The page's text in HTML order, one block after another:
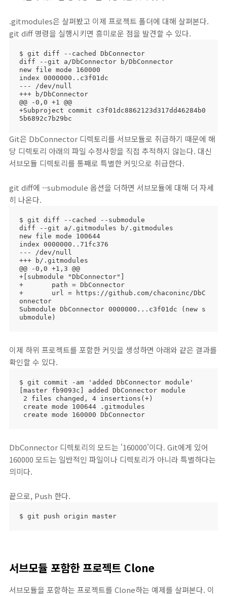
.gitmodules은 살펴봤고 이제 프로젝트 폴더에 대해 살펴본다.
git diff 명령을 실행시키면 흥미로운 점을 발견할 수 있다.
$ git diff --cached DbConnector
diff --git a/DbConnector b/DbConnector
new file mode 160000
index 0000000..c3f01dc
--- /dev/null
+++ b/DbConnector
@@ -0,0 +1 @@
+Subproject commit c3f01dc8862123d317dd46284b0
5b6892c7b29bc
Git은 DbConnector 디렉토리를 서브모듈로 취급하기 때문에 해
당 디렉토리 아래의 파일 수정사항을 직접 추적하지 않는다. 대신
서브모듈 디렉토리를 통째로 특별한 커밋으로 취급한다.
git diff에 --submodule 옵션을 더하면 서브모듈에 대해 더 자세
히 나온다.
$ git diff --cached --submodule
diff --git a/.gitmodules b/.gitmodules
new file mode 100644
index 0000000..71fc376
--- /dev/null
+++ b/.gitmodules
@@ -0,0 +1,3 @@
+[submodule "DbConnector"]
+       path = DbConnector
+       url = https://github.com/chaconinc/DbC
onnector
Submodule DbConnector 0000000...c3f01dc (new s
ubmodule)
이제 하위 프로젝트를 포함한 커밋을 생성하면 아래와 같은 결과를
확인할 수 있다.
$ git commit -am 'added DbConnector module'
[master fb9093c] added DbConnector module
create mode 160000 DbConnector
DbConnector 디렉토리의 모드는 '160000'이다. Git에게 있어
160000 모드는 일반적인 파일이나 디렉토리가 아니라 특별하다는
의미다.
끝으로, Push 한다.
$ git push origin master
서브모듈 포함한 프로젝트 Clone
서브모듈을 포함하는 프로젝트를 Clone하는 예제를 살펴본다. 이